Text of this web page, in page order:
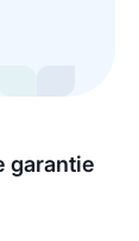
garantie